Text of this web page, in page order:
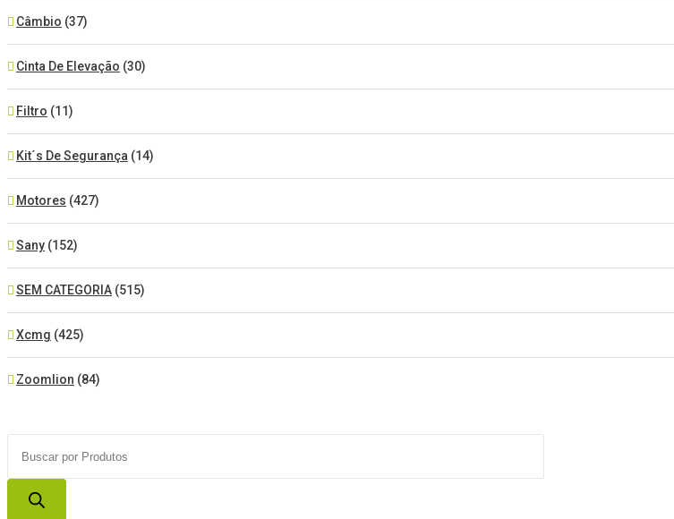
Câmbio (37)
Cinta De Elevação (30)
Filtro (11)
Kit´s De Segurança (14)
Motores (427)
Sany (152)
SEM CATEGORIA (515)
Xcmg (425)
Zoomlion (84)